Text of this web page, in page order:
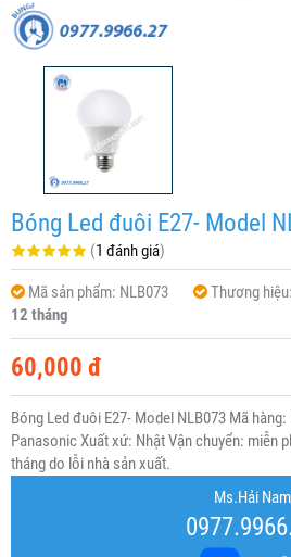
Bóng Led đuôi E27- Model
(1 đánh giá)
Mã sản phẩm: NLB073 Thương hiệu:
12 tháng
60,000 đ
Bóng Led đuôi E27- Model NLB073 Mã
Panasonic Xuất xứ: Nhật Vận chuyển: miễn
tháng do lỗi nhà sản xuất.
Ms.Hải Nam